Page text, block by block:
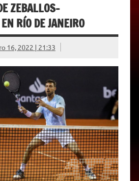
ZEBALLOS-
RÍO DE JANEIRO
16, 2022 | 21:33